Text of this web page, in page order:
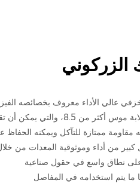
الزركوني
عالي الأداء معروف بخصائصه
صلابته وقوته عالية للغاية،
مقاومة ممتازة للتآكل ويمكنه
من أداء وموثوقية المعدات من خلال
نطاق واسع في حقول صناعية
ما يتم استخدامه في المفاصل